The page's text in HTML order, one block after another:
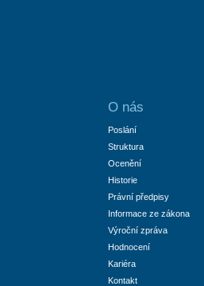
O nás
Poslání
Struktura
Ocenění
Historie
Právní předpisy
Informace ze zákona
Výroční zpráva
Hodnocení
Kariéra
Kontakt